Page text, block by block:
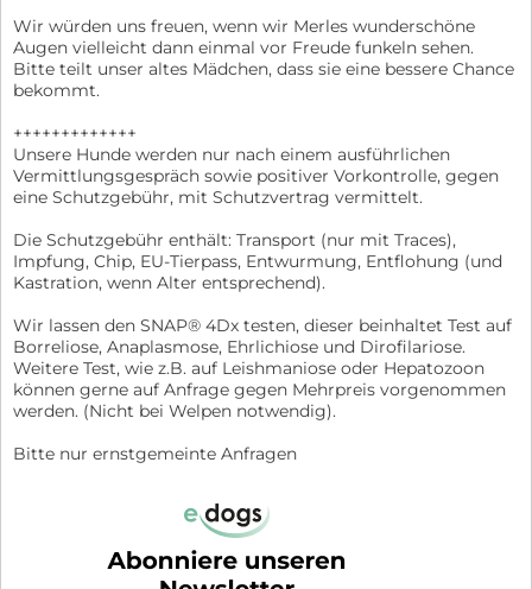
Wir würden uns freuen, wenn wir Merles wunderschöne
Augen vielleicht dann einmal vor Freude funkeln sehen.
Bitte teilt unser altes Mädchen, dass sie eine bessere Chance
bekommt.
+++++++++++++
Unsere Hunde werden nur nach einem ausführlichen
Vermittlungsgespräch sowie positiver Vorkontrolle, gegen
eine Schutzgebühr, mit Schutzvertrag vermittelt.
Die Schutzgebühr enthält: Transport (nur mit Traces),
Impfung, Chip, EU-Tierpass, Entwurmung, Entflohung (und
Kastration, wenn Alter entsprechend).
Wir lassen den SNAP® 4Dx testen, dieser beinhaltet Test auf
Borreliose, Anaplasmose, Ehrlichiose und Dirofilariose.
Weitere Test, wie z.B. auf Leishmaniose oder Hepatozoon
können gerne auf Anfrage gegen Mehrpreis vorgenommen
werden. (Nicht bei Welpen notwendig).
Bitte nur ernstgemeinte Anfragen